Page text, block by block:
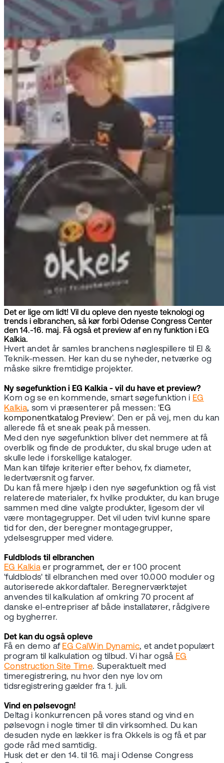
Det er lige om lidt! Vil du opleve den nyeste teknologi og
trends i elbranchen, så kør forbi Odense Congress Center
den 14.-16. maj. Få også et preview af en ny funktion i EG
Kalkia.
Hvert andet år samles branchens nøglespillere til El &
Teknik-messen. Her kan du se nyheder, netværke og
måske sikre fremtidige projekter.
Ny søgefunktion i EG Kalkia - vil du have et preview?
Kom og se en kommende, smart søgefunktion i EG
Kalkia, som vi præsenterer på messen: 'EG
komponentkatalog Preview'. Den er på vej, men du kan
allerede få et sneak peak på messen.
Med den nye søgefunktion bliver det nemmere at få
overblik og finde de produkter, du skal bruge uden at
skulle lede i forskellige kataloger.
Man kan tilføje kriterier efter behov, fx diameter,
ledertværsnit og farver.
Du kan få mere hjælp i den nye søgefunktion og få vist
relaterede materialer, fx hvilke produkter, du kan bruge
sammen med dine valgte produkter, ligesom der vil
være montagegrupper. Det vil uden tvivl kunne spare
tid for den, der beregner montagegrupper,
ydelsesgrupper med videre.
Fuldblods til elbranchen
EG Kalkiaer programmet, der er 100 procent
'fuldblods' til elbranchen med over 10.000 moduler og
autoriserede akkordaftaler. Beregnerværktøjet
anvendes til kalkulation af omkring 70 procent af
danske el-entrepriser af både installatører, rådgivere
og bygherrer.
Det kan du også opleve
Få en demo af EG CalWin Dynamic, et andet populært
program til kalkulation og tilbud. Vi har også EG
Construction Site Time. Superaktuelt med
timeregistrering, nu hvor den nye lov om
tidsregistrering gælder fra 1. juli.
Vind en pølsevogn!
Deltag i konkurrencen på vores stand og vind en
pølsevogn i nogle timer til din virksomhed. Du kan
desuden nyde en lækker is fra Okkels is og få et par
gode råd med samtidig.
Husk det er den 14. til 16. maj i Odense Congress